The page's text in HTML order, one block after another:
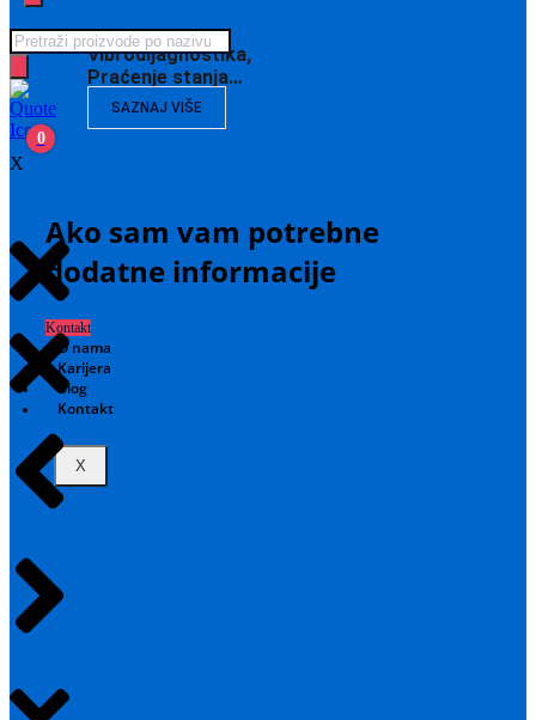
Vibrodijagnostika,
Praćenje stanja…
SAZNAJ VIŠE
Ako sam vam potrebne
dodatne informacije
Kontakt
O nama
Karijera
Blog
Kontakt
X
Products
search
0
X